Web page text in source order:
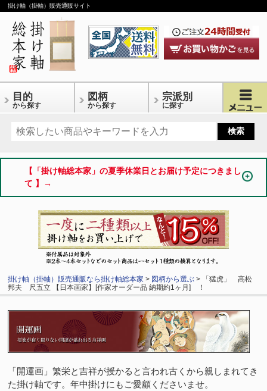
掛け軸（掛軸）販売通販サイト
目的
から探す
図柄
から探す
宗派別
に探す
【「掛け軸総本家」の夏季休業日とお届け予定につきまし
て 】→
掛け軸（掛軸）販売通販なら掛け軸総本家 > 図柄から選ぶ > 「猛虎」 高松
邦夫 尺五立 【日本画家】[作家オーダー品 納期約1ヶ月] ！
「開運画」繁栄と吉祥が授かると言われ古くから親しまれてき
た掛け軸です。年中掛けにもご愛顧くださいませ。